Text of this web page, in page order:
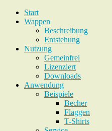
Start
Wappen
Beschreibung
Entstehung
Nutzung
Gemeinfrei
Lizenziert
Downloads
Anwendung
Beispiele
Becher
Flaggen
T-Shirts